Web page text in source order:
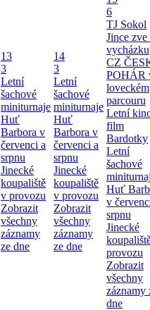
13
3
Letní
šachové
miniturnaje
Huť
Barbora v
červenci a
srpnu
Jinecké
koupaliště
v provozu
Zobrazit
všechny
záznamy
ze dne
14
3
Letní
šachové
miniturnaje
Huť
Barbora v
červenci a
srpnu
Jinecké
koupaliště
v provozu
Zobrazit
všechny
záznamy
ze dne
6
TJ Sokol
Jince zve
vycházku
CZ
POHÁR
loveckém
parcouru
Letní
film
Bardotky
Letní
šachové
Huť
v
srpnu
Jinecké
provozu
Zobrazit
všechny
záznamy
dne